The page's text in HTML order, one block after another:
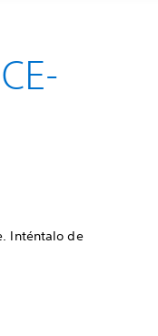
Inténtalo de